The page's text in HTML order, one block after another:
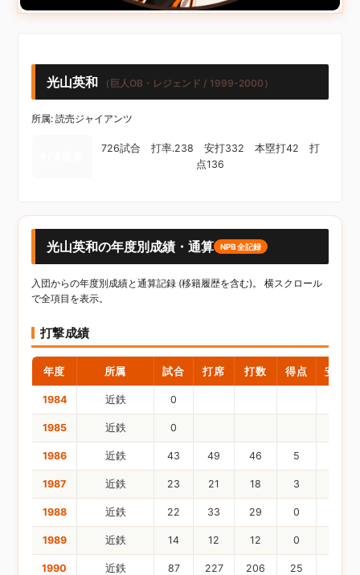
光山英和 （巨人OB・レジェンド / 1999-2000）
所属: 読売ジャイアンツ
726試合 打率.238 安打332 本塁打42 打
点136
光山英和の年度別成績・通算 NPB全記録
入団からの年度別成績と通算記録 (移籍履歴を含む)。 横スクロール
で全項目を表示。
打撃成績
年度 所属 試合 打席 打数 得点 安打
1984 近鉄 0
1985 近鉄 0
1986 近鉄 43 49 46 5
1987 近鉄 23 21 18 3
1988 近鉄 22 33 29 0
1989 近鉄 14 12 12 0
1990 近鉄 87 227 206 25